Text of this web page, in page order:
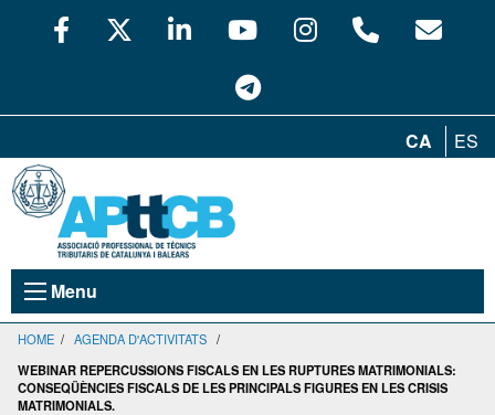
CA ES
Menu
HOME / AGENDA D'ACTIVITATS /
WEBINAR REPERCUSSIONS FISCALS EN LES RUPTURES MATRIMONIALS:
CONSEQÜÈNCIES FISCALS DE LES PRINCIPALS FIGURES EN LES CRISIS
MATRIMONIALS.